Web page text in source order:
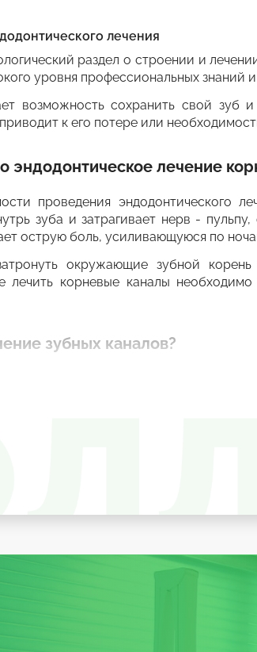
лечения
раздел о строении и
уровня профессиональных знаний
возможность сохранить свой
к его потере или
эндодонтическое лечение
проведения эндодонтического
зуба и затрагивает нерв -
острую боль, усиливающуюся по
окружающие зубной
лечить корневые каналы
зубных каналов?
времени проводится
обширный (что встречается
врач изолирует зуб от
были запломбированы, удаляет